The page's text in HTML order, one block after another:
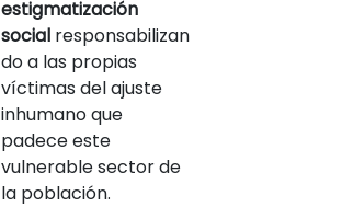
estigmatización
social responsabilizan
do a las propias
víctimas del ajuste
inhumano que
padece este
vulnerable sector de
la población.